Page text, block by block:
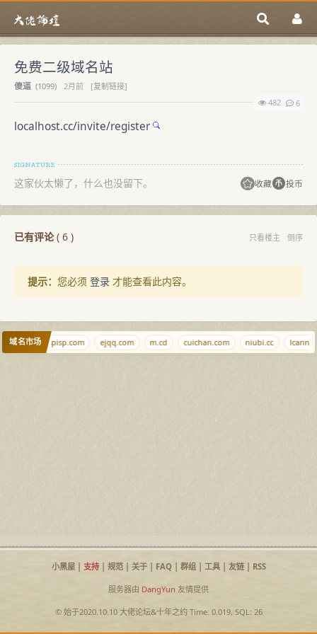
免费二级域名站
傻逼 (1099) 2月前
[复制链接]
482
6
localhost.cc/invite/register
这家伙太懒了，什么也没留下。 收藏 投币
已有评论( 6 ) 只看楼主 倒序
提示： 您必须 登录 才能查看此内容。
域名市场 ispisp.com ejqq.com m.cd cuichan.com niubi.cc
小黑屋| 支持| 规范| 关于| FAQ| 群组| 工具| 友链| RSS
服务器由 DangYun 友情提供
© 始于2020.10.10 大佬论坛&十年之约Time: 0.019, SQL: 26